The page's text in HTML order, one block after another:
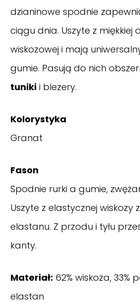
dzianinowe spodnie
ciągu dnia. Uszyte z miękkiej
wiskozowej i mają
gumie. Pasują do nich
tuniki i blezery.
Kolorystyka
Granat
Fason
Spodnie rurki a gumie,
Uszyte z elastycznej wiskozy
elastanu. Z przodu i tyłu
kanty.
Materiał: 62% wiskoza, 33%
elastan